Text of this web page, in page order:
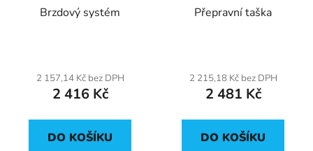
Brzdový systém
2 157,14 Kč bez DPH
2 416 Kč
DO KOŠÍKU
Přepravní taška
2 215,18 Kč bez DPH
2 481 Kč
DO KOŠÍKU